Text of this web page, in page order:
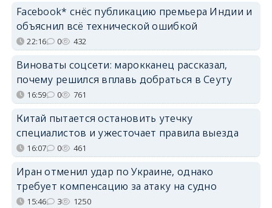
Facebook* снёс публикацию премьера Индии и
объяснил всё технической ошибкой
22:16 0 432
Виноваты соцсети: марокканец рассказал,
почему решился вплавь добраться в Сеуту
16:59 0 761
Китай пытается остановить утечку
специалистов и ужесточает правила выезда
16:07 0 461
Иран отменил удар по Украине, однако
требует компенсацию за атаку на судно
15:46 3 1250